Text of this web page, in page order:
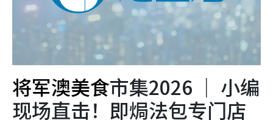
将军澳美食市集2026 ｜ 小编
现场直击！即焗法包专门店
Circle Bakery